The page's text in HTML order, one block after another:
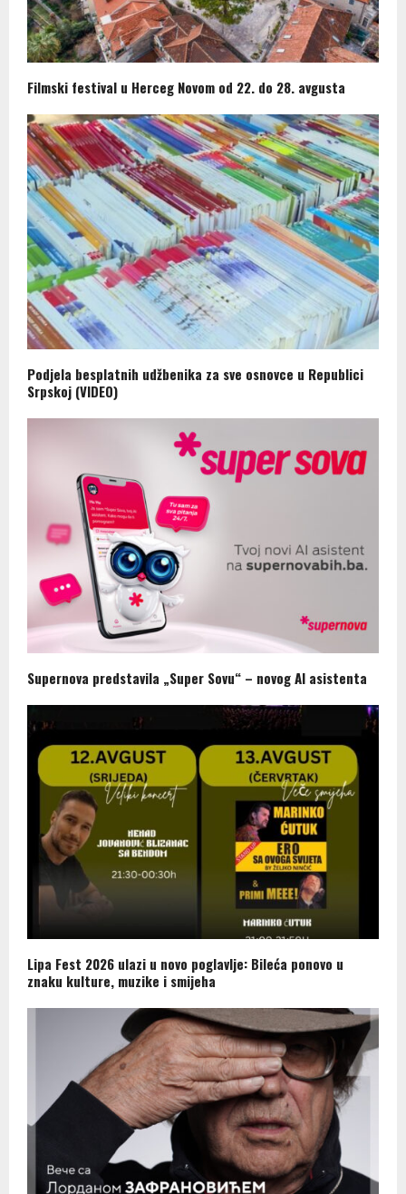
Filmski festival u Herceg Novom od 22. do 28. avgusta
Podjela besplatnih udžbenika za sve osnovce u Republici
Srpskoj (VIDEO)
Supernova predstavila „Super Sovu“ – novog AI asistenta
Lipa Fest 2026 ulazi u novo poglavlje: Bileća ponovo u
znaku kulture, muzike i smijeha